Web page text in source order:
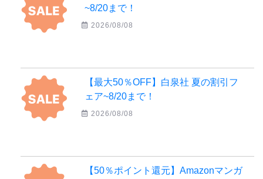
~8/20まで！
2026/08/08
【最大50％OFF】白泉社 夏の割引フ
ェア~8/20まで！
2026/08/08
【50％ポイント還元】Amazonマンガ